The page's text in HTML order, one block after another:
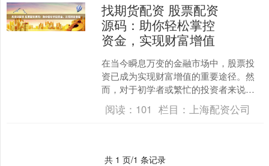
找期货配资 股票配资
源码：助你轻松掌控
资金，实现财富增值
在当今瞬息万变的金融市场中，股票投
资已成为实现财富增值的重要途径。然
而，对于初学者或繁忙的投资者来说找
期货配资，管理股票投资组合可能是一
项艰巨的任务。 把握平仓....
阅读： 101 栏目： 上海配资公司
共 1 页/1 条记录